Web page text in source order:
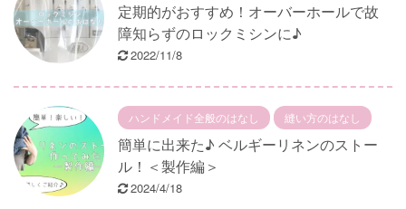
定期的がおすすめ！オーバーホールで故
障知らずのロックミシンに♪
2022/11/8
ハンドメイド全般のはなし 縫い方のはなし
簡単に出来た♪ ベルギーリネンのストー
ル！＜製作編＞
2024/4/18